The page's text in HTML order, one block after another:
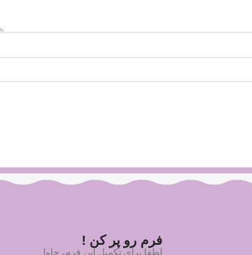
فرم رو پر کن !
لطفا برای تکمیل این فرم، جاوا